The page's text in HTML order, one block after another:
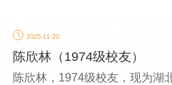
2025-11-20
陈欣林（1974级校友）
陈欣林，1974级校友，现为湖